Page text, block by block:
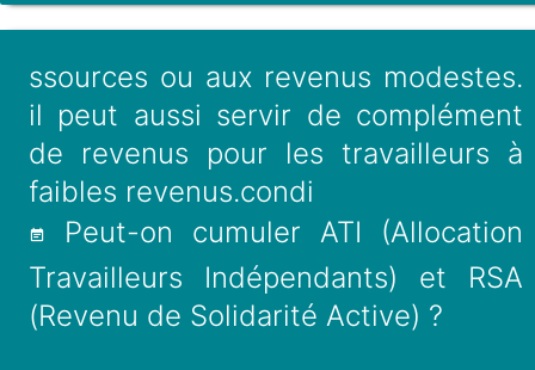
ssources ou aux revenus modestes.
il peut aussi servir de complément
de revenus pour les travailleurs à
faibles revenus.condi
Peut-on cumuler ATI (Allocation
Travailleurs Indépendants) et RSA
(Revenu de Solidarité Active) ?